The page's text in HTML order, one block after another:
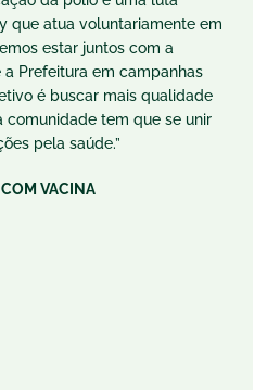
que atua voluntariamente em
estar juntos com a
Prefeitura em campanhas
é buscar mais qualidade
comunidade tem que se unir
pela saúde.”
VACINA